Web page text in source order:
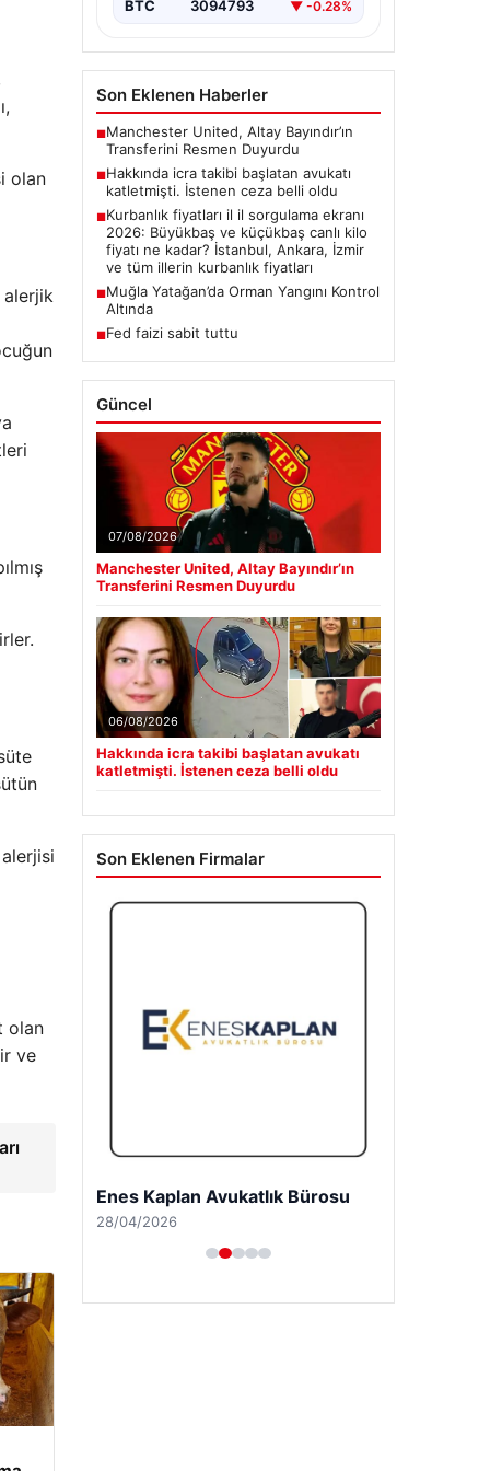
olan
alerjik
olan
ve
…
BTC 3094793 ▼ -0.28%
Son Eklenen Haberler
■Manchester United, Altay Bayındır’ın
Transferini Resmen Duyurdu
■Hakkında icra takibi başlatan avukatı
katletmişti. İstenen ceza belli oldu
■Kurbanlık fiyatları il il sorgulama ekranı
2026: Büyükbaş ve küçükbaş canlı kilo
fiyatı ne kadar? İstanbul, Ankara, İzmir
ve tüm illerin kurbanlık fiyatları
■Muğla Yatağan’da Orman Yangını Kontrol
Altında
■Fed faizi sabit tuttu
Güncel
07/08/2026
Manchester United, Altay Bayındır’ın
Transferini Resmen Duyurdu
06/08/2026
Hakkında icra takibi başlatan avukatı
katletmişti. İstenen ceza belli oldu
Son Eklenen Firmalar
Enes Kaplan Avukatlık Bürosu
28/04/2026